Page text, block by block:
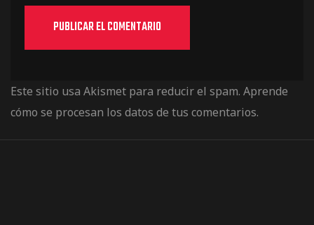
Este sitio usa Akismet para reducir el spam. Aprende
cómo se procesan los datos de tus comentarios.